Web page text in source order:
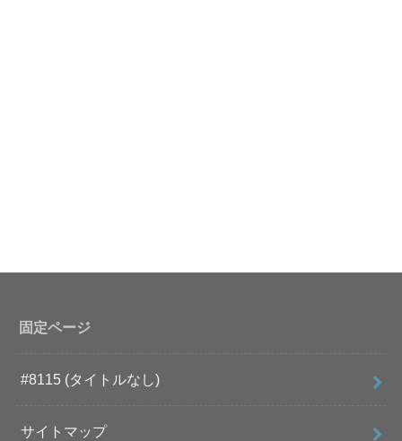
固定ページ
#8115 (タイトルなし)
サイトマップ